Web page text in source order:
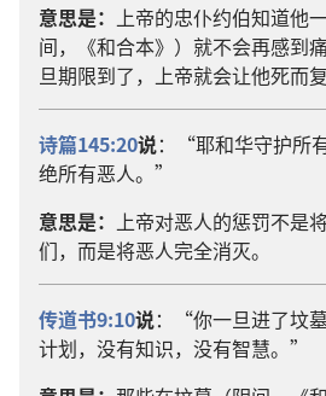
意思是：
上帝的忠仆约伯知道
间，《和合本》）就不会再感到
旦期限到了，上帝就会让他死而复
诗篇145:20说：“耶和华守护所
绝所有恶人。”
意思是：
上帝对恶人的惩罚不是
们，而是将恶人完全消灭。
传道书9:10说：“你一旦进了坟
计划，没有知识，没有智慧。”